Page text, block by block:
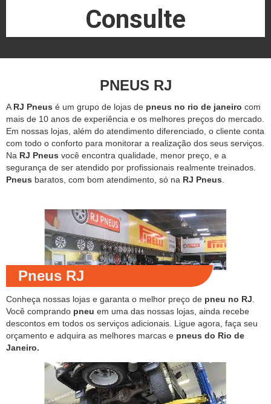
Consulte
PNEUS RJ
A RJ Pneus é um grupo de lojas de pneus no rio de janeiro com
mais de 10 anos de experiência e os melhores preços do mercado.
Em nossas lojas, além do atendimento diferenciado, o cliente conta
com todo o conforto para monitorar a realização dos seus serviços.
Na RJ Pneus você encontra qualidade, menor preço, e a
segurança de ser atendido por profissionais realmente treinados.
Pneus baratos, com bom atendimento, só na RJ Pneus
Pneus RJ
Conheça nossas lojas e garanta o melhor preço de pneu no RJ
Você comprando pneu em uma das nossas lojas, ainda recebe
descontos em todos os serviços adicionais. Ligue agora, faça seu
orçamento e adquira as melhores marcas e pneus do Rio de
Janeiro.